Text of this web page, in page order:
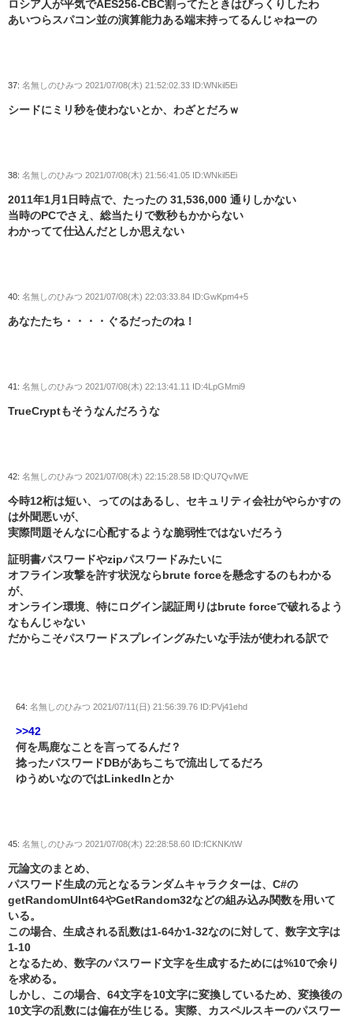
ロシア人が平気でAES256-CBC割ってたときはびっくりしたわ
あいつらスパコン並の演算能力ある端末持ってるんじゃねーの
37: 名無しのひみつ 2021/07/08(木) 21:52:02.33 ID:WNkil5Ei
シードにミリ秒を使わないとか、わざとだろｗ
38: 名無しのひみつ 2021/07/08(木) 21:56:41.05 ID:WNkil5Ei
2011年1月1日時点で、たったの 31,536,000 通りしかない
当時のPCでさえ、総当たりで数秒もかからない
わかってて仕込んだとしか思えない
40: 名無しのひみつ 2021/07/08(木) 22:03:33.84 ID:GwKpm4+5
あなたたち・・・・ぐるだったのね！
41: 名無しのひみつ 2021/07/08(木) 22:13:41.11 ID:4LpGMmi9
TrueCryptもそうなんだろうな
42: 名無しのひみつ 2021/07/08(木) 22:15:28.58 ID:QU7QvlWE
今時12桁は短い、ってのはあるし、セキュリティ会社がやらかすの
は外聞悪いが、
実際問題そんなに心配するような脆弱性ではないだろう
証明書パスワードやzipパスワードみたいに
オフライン攻撃を許す状況ならbrute forceを懸念するのもわかる
が、
オンライン環境、特にログイン認証周りはbrute forceで破れるよう
なもんじゃない
だからこそパスワードスプレイングみたいな手法が使われる訳で
64: 名無しのひみつ 2021/07/11(日) 21:56:39.76 ID:PVj41ehd
>>42
何を馬鹿なことを言ってるんだ？
捻ったパスワードDBがあちこちで流出してるだろ
ゆうめいなのではLinkedInとか
45: 名無しのひみつ 2021/07/08(木) 22:28:58.60 ID:fCKNK/tW
元論文のまとめ、
パスワード生成の元となるランダムキャラクターは、C#の
getRandomUInt64やGetRandom32などの組み込み関数を用いて
いる。
この場合、生成される乱数は1-64か1-32なのに対して、数字文字は
1-10
となるため、数字のパスワード文字を生成するためには%10で余り
を求める。
しかし、この場合、64文字を10文字に変換しているため、変換後の
10文字の乱数には偏在が生じる。実際、カスペルスキーのパスワー